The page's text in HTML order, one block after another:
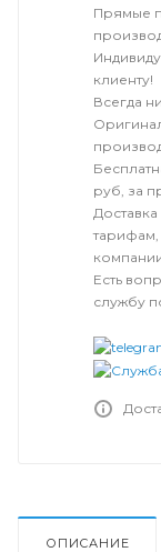
Прямые
клиенту!
Всегда
руб, за
Есть
службу
ОПИСАНИЕ